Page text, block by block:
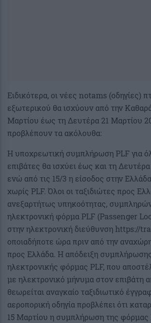
Ειδικότερα, οι νέες notams (οδηγίες)
εξωτερικού θα ισχύουν από την
Μαρτίου έως τη Δευτέρα 21 Μαρτίου
προβλέπουν τα ακόλουθα:
Η υποχρεωτική συμπλήρωση PLF για
επιβάτες θα ισχύει έως και τη
ενώ από τις 15/3 η είσοδος στην Ελλάδα
χωρίς PLF. Όλοι οι ταξιδιώτες προς
ανεξαρτήτως υπηκοότητας,
ηλεκτρονική φόρμα PLF (Passenger
στην ηλεκτρονική διεύθυνση https://
οποιαδήποτε ώρα πριν από την
προς Ελλάδα. Η απόδειξη
ηλεκτρονικής φόρμας PLF, που
με ηλεκτρονικό μήνυμα στον επιβάτη
θεωρείται αναγκαίο ταξιδιωτικό
αεροπορική οδηγία προβλέπει ότι
15 Μαρτίου η συμπλήρωση της φόρμας